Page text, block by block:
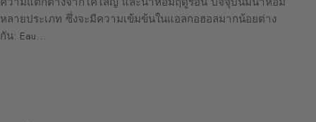
หลายประเภท ซึ่งจะมีความเข้มข้นในแอลกอฮอลมากน้อยต่าง
กัน: Eau…